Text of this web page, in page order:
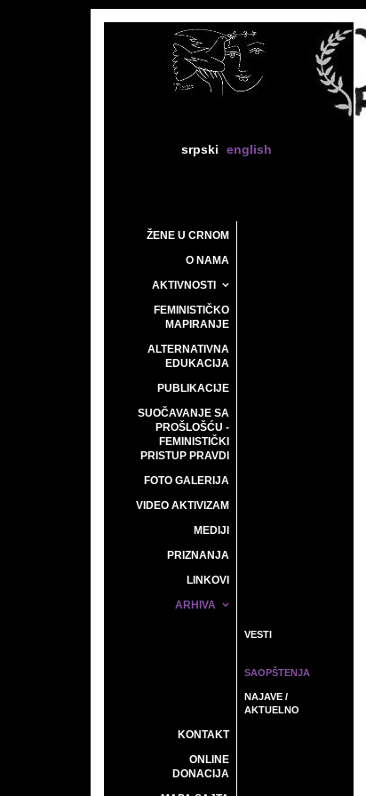
srpski english
ŽENE U CRNOM
O NAMA
AKTIVNOSTI
FEMINISTIČKO
MAPIRANJE
ALTERNATIVNA
EDUKACIJA
PUBLIKACIJE
SUOČAVANJE SA
PROŠLOŠĆU -
FEMINISTIČKI
PRISTUP PRAVDI
FOTO GALERIJA
VIDEO AKTIVIZAM
MEDIJI
PRIZNANJA
LINKOVI
ARHIVA
VESTI
SAOPŠTENJA
NAJAVE /
AKTUELNO
KONTAKT
ONLINE
DONACIJA